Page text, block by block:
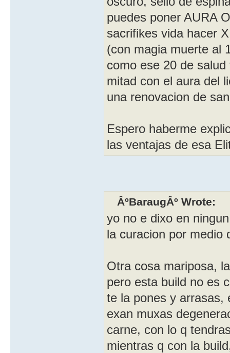
puedes poner AURA
sacrifikes vida hacer
(con magia muerte al
como ese 20 de
mitad con el aura del
una renovacion de
Espero haberme
las ventajas de esa
ÂºBaraugÂº Wrote:
yo no e dixo en
la curacion por medio
Otra cosa mariposa,
pero esta build no es
te la pones y arrasas,
exan muxas
carne, con lo q
mientras q con la